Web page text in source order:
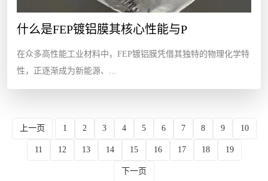
什么是FEP镀铝膜其核心性能与P
在众多高性能工业材料中，FEP镀铝膜凭借其独特的物理化学特
性，正逐渐成为新能源、...
上一页 1 2 3 4 5 6 7 8 9 10
11 12 13 14 15 16 17 18 19
下一页